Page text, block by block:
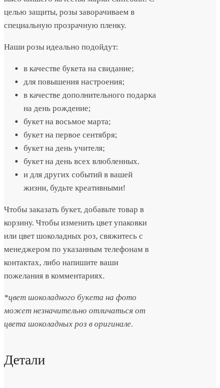
целью защиты, розы заворачиваем в
специальную прозрачную пленку.
Наши розы идеально подойдут:
в качестве букета на свидание;
для повышения настроения;
в качестве дополнительного подарка
на день рождение;
букет на восьмое марта;
букет на первое сентября;
букет на день учителя;
букет на день всех влюбленных.
и для других событий в вашей
жизни, будьте креативными!
Чтобы заказать букет, добавьте товар в
корзину. Чтобы изменить цвет упаковки
или цвет шоколадных роз, свяжитесь с
менеджером по указанным телефонам в
контактах, либо напишите ваши
пожелания в комментариях.
*цвет шоколадного букета на фото
может незначительно отличаться от
цвета шоколадных роз в оригинале.
Детали